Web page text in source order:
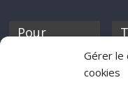
Gérer le
cookies
Pour
discothèque
Si